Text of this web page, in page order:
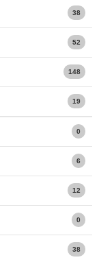
38
52
148
19
0
6
12
0
38